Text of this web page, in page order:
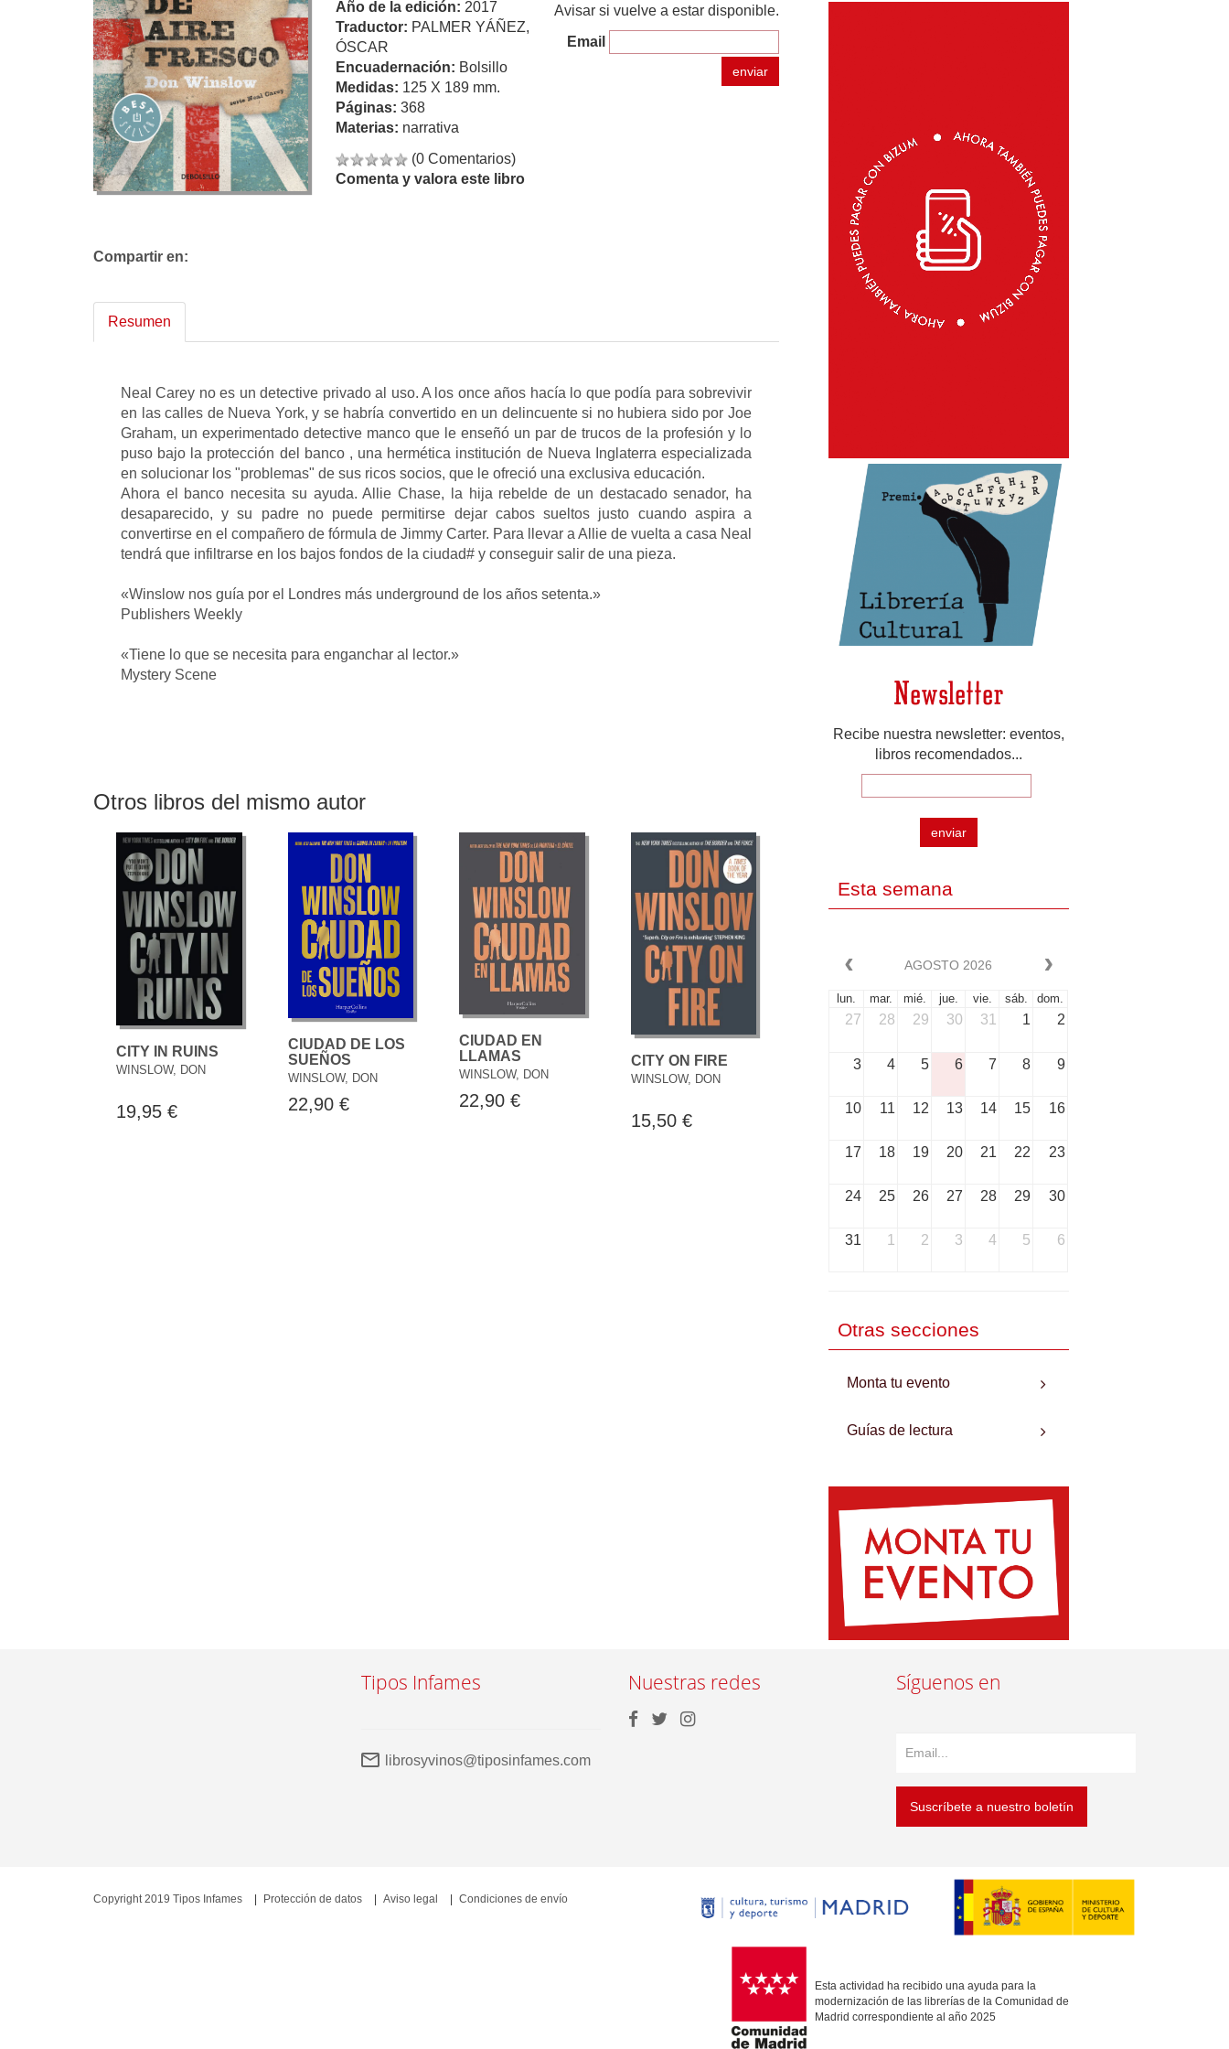
Año de la edición: 2017
Traductor: PALMER YÁÑEZ,
ÓSCAR
Encuadernación: Bolsillo
Medidas: 125 X 189 mm.
Páginas: 368
Materias: narrativa
(0 Comentarios)
Comenta y valora este libro
Avisar si vuelve a estar disponible.
Email
enviar
Compartir en:
Resumen
Neal Carey no es un detective privado al uso. A los once años hacía lo que podía para sobrevivir
en las calles de Nueva York, y se habría convertido en un delincuente si no hubiera sido por Joe
Graham, un experimentado detective manco que le enseñó un par de trucos de la profesión y lo
puso bajo la protección del banco , una hermética institución de Nueva Inglaterra especializada
en solucionar los "problemas" de sus ricos socios, que le ofreció una exclusiva educación.
Ahora el banco necesita su ayuda. Allie Chase, la hija rebelde de un destacado senador, ha
desaparecido, y su padre no puede permitirse dejar cabos sueltos justo cuando aspira a
convertirse en el compañero de fórmula de Jimmy Carter. Para llevar a Allie de vuelta a casa Neal
tendrá que infiltrarse en los bajos fondos de la ciudad# y conseguir salir de una pieza.
«Winslow nos guía por el Londres más underground de los años setenta.»
Publishers Weekly
«Tiene lo que se necesita para enganchar al lector.»
Mystery Scene
Otros libros del mismo autor
CITY IN RUINS
WINSLOW, DON
19,95 €
CIUDAD DE LOS
SUEÑOS
WINSLOW, DON
22,90 €
CIUDAD EN
LLAMAS
WINSLOW, DON
22,90 €
CITY ON FIRE
WINSLOW, DON
15,50 €
Newsletter
Recibe nuestra newsletter: eventos,
libros recomendados...
enviar
Esta semana
AGOSTO 2026
lun. mar. mié. jue. vie. sáb. dom.
27 28 29 30 31 1 2
3 4 5 6 7 8 9
10 11 12 13 14 15 16
17 18 19 20 21 22 23
24 25 26 27 28 29 30
31 1 2 3 4 5 6
Otras secciones
Monta tu evento
Guías de lectura
Tipos Infames
librosyvinos@tiposinfames.com
Nuestras redes Síguenos en
Suscríbete a nuestro boletín
Esta actividad ha recibido una ayuda para la
modernización de las librerías de la Comunidad de
Madrid correspondiente al año 2025
Copyright 2019 Tipos Infames Protección de datos Aviso legal Condiciones de envío